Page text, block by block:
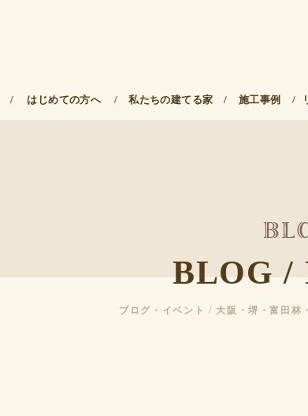
/ はじめての方へ / 私たちの建てる家 / 施工事例 /
BLOG /
ブログ・イベント / 大阪・堺・富田